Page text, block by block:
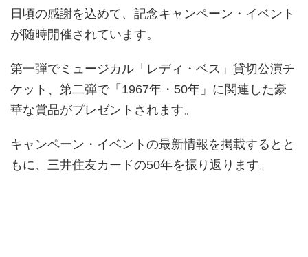
日頃の感謝を込めて、記念キャンペーン・イベント
が随時開催されています。
第一弾でミュージカル「レディ・ベス」貸切公演チ
ケット、第二弾で「1967年・50年」に関連した豪
華な賞品がプレゼントされます。
キャンペーン・イベントの最新情報を掲載するとと
もに、三井住友カードの50年を振り返ります。